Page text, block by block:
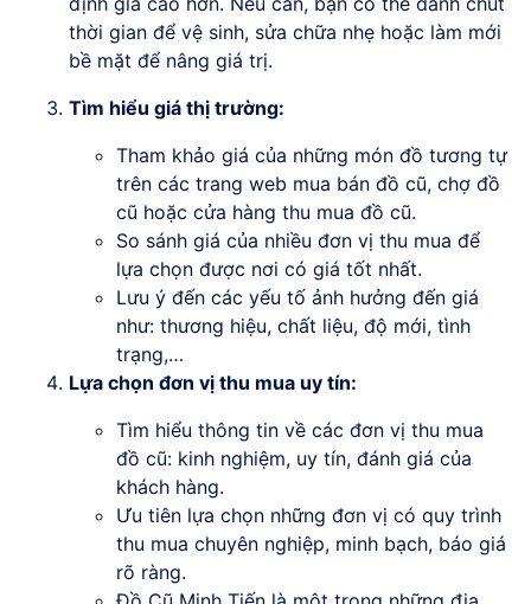
thời gian để vệ sinh, sửa chữa nhẹ hoặc làm mới
bề mặt để nâng giá trị.
Tìm hiểu giá thị trường:
Tham khảo giá của những món đồ tương tự
trên các trang web mua bán đồ cũ, chợ đồ
cũ hoặc cửa hàng thu mua đồ cũ.
So sánh giá của nhiều đơn vị thu mua để
lựa chọn được nơi có giá tốt nhất.
Lưu ý đến các yếu tố ảnh hưởng đến giá
như: thương hiệu, chất liệu, độ mới, tình
trạng,…
Lựa chọn đơn vị thu mua uy tín:
Tìm hiểu thông tin về các đơn vị thu mua
đồ cũ: kinh nghiệm, uy tín, đánh giá của
khách hàng.
Ưu tiên lựa chọn những đơn vị có quy trình
thu mua chuyên nghiệp, minh bạch, báo giá
rõ ràng.